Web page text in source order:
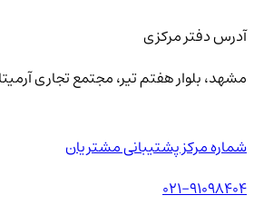
آدرس دفتر مرکزی
مشهد، بلوار هفتم تیر، مجتمع تجاری آرمیتاژ
شماره مرکز پشتیبانی مشتریان
021-91098404